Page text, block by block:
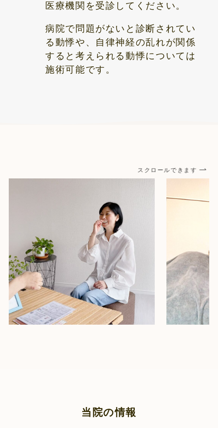
医療機関を受診してください。
病院で問題がないと診断されてい
る動悸や、自律神経の乱れが関係
すると考えられる動悸については
施術可能です。
スクロールできます
当院の情報